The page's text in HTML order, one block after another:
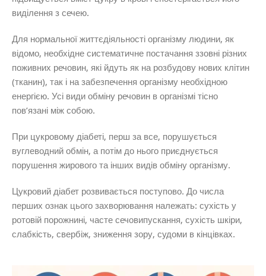
виділення з сечею.
Для нормальної життєдіяльності організму людини, як
відомо, необхідне систематичне постачання ззовні різних
поживних речовин, які йдуть як на розбудову нових клітин
(тканин), так і на забезпечення організму необхідною
енергією. Усі види обміну речовин в організмі тісно
пов’язані між собою.
При цукровому діабеті, перш за все, порушується
вуглеводний обмін, а потім до нього приєднується
порушення жирового та інших видів обміну організму.
Цукровий діабет розвивається поступово. До числа
перших ознак цього захворювання належать: сухість у
ротовій порожнині, часте сечовипускання, сухість шкіри,
слабкість, свербіж, зниження зору, судоми в кінцівках.